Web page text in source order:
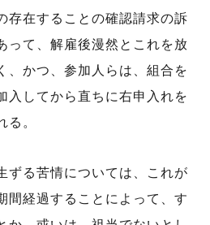
存在することの確認請求の訴
って、解雇後漫然とこれを放
、かつ、参加人らは、組合を
入してから直ちに右申入れを
る。
ずる苦情については、これが
間経過することによって、す